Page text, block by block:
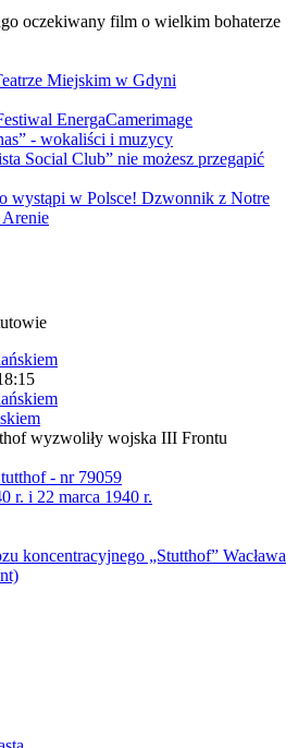
oczekiwany film o wielkim bohaterze
Miejskim w Gdyni
EnergaCamerimage
- wokaliści i muzycy
Social Club” nie możesz przegapić
wystąpi w Polsce! Dzwonnik z Notre
wyzwoliły wojska III Frontu
- nr 79059
r. i 22 marca 1940 r.
koncentracyjnego „Stutthof” Wacława